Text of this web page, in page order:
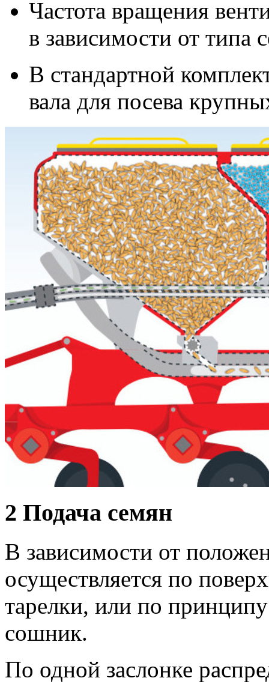
Частота вращения
в зависимости от типа
В стандартной
вала для посева
2 Подача семян
В зависимости от
осуществляется по
тарелки, или по
сошник.
По одной заслонке